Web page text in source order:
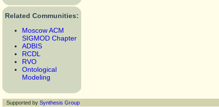
Related Communities:
Moscow ACM
SIGMOD Chapter
ADBIS
RCDL
RVO
Ontological
Modeling
Supported by Synthesis Group